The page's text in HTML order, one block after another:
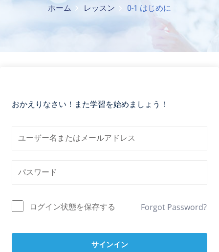
ホーム レッスン 0-1 はじめに
おかえりなさい！また学習を始めましょう！
ログイン状態を保存する Forgot Password?
サインイン